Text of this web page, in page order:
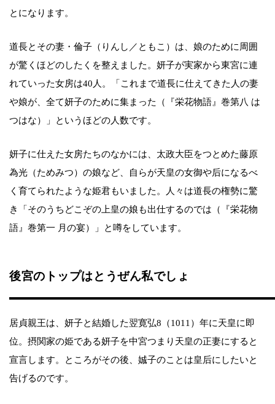
とになります。
道長とその妻・倫子（りんし／ともこ）は、娘のために周囲
が驚くほどのしたくを整えました。妍子が実家から東宮に連
れていった女房は40人。「これまで道長に仕えてきた人の妻
や娘が、全て妍子のために集まった（『栄花物語』巻第八 は
つはな）」というほどの人数です。
妍子に仕えた女房たちのなかには、太政大臣をつとめた藤原
為光（ためみつ）の娘など、自らが天皇の女御や后になるべ
く育てられたような姫君もいました。人々は道長の権勢に驚
き「そのうちどこぞの上皇の娘も出仕するのでは（『栄花物
語』巻第一 月の宴）」と噂をしています。
後宮のトップはとうぜん私でしょ
居貞親王は、妍子と結婚した翌寛弘8（1011）年に天皇に即
位。摂関家の姫である妍子を中宮つまり天皇の正妻にすると
宣言します。ところがその後、娍子のことは皇后にしたいと
告げるのです。